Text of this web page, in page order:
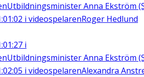
Utbildningsminister Anna Ekström
i videospelarenRoger Hedlund
i
Utbildningsminister Anna Ekström
i videospelarenAlexandra